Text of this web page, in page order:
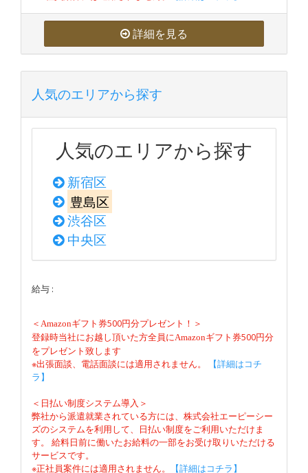
詳細を見る
人気のエリアから探す
人気のエリアから探す
新宿区
豊島区
渋谷区
中央区
給与 :
＜ Amazonギフト券500円分プレゼント！＞
登録時当社にお越し頂いた方全員にAmazonギフト券500円分
をプレゼント致します
※出張面談、電話面談には適用されません。
【詳細はコチ
ラ】
＜日払い制度システム導入＞
弊社から派遣就業されている方には、株式会社エーピーシー
ズのシステムを利用して、日払い制度をご利用いただけま
す。 給料日前に働いたお給料の一部をお受け取りいただける
サービスです。
※正社員案件には適用されません。
【詳細はコチラ】